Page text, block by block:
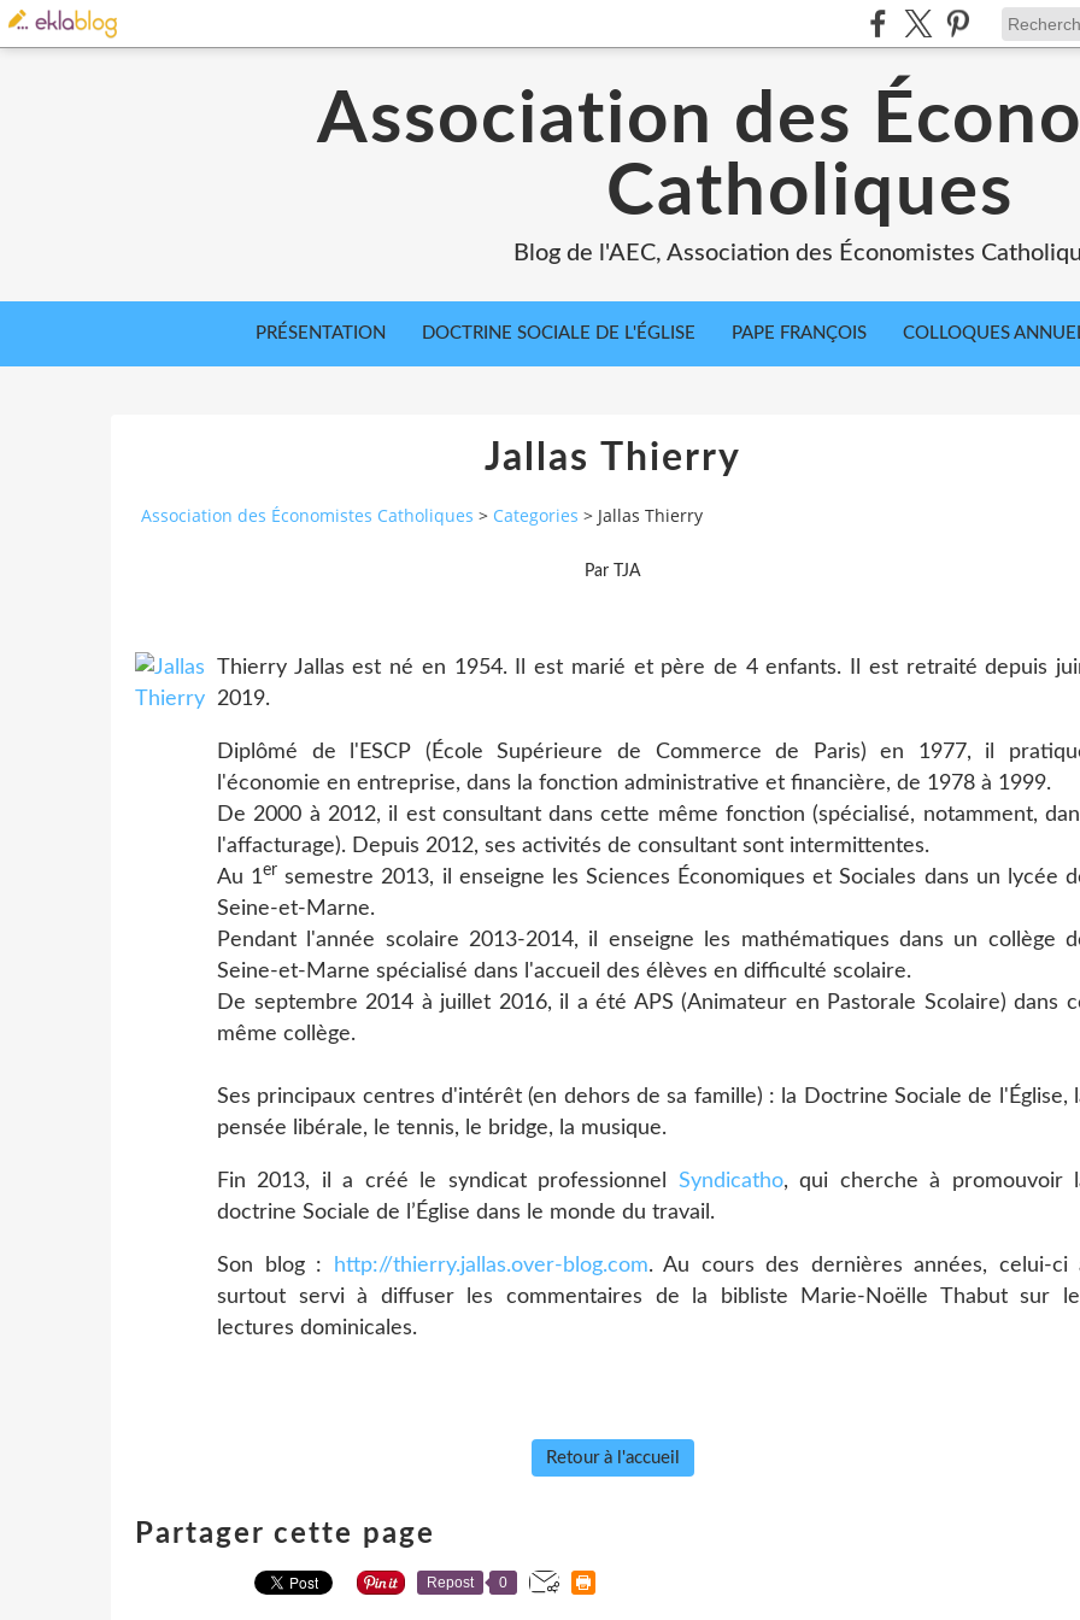
Association des
Catholiques
Blog de l'AEC, Association des Économistes
PRÉSENTATION DOCTRINE SOCIALE DE L'ÉGLISE PAPE FRANÇOIS COLLOQUES
Jallas Thierry
Association des Économistes Catholiques > Categories > Jallas Thierry
Par TJA
Thierry Jallas est né en 1954. Il est marié et père de 4 enfants. Il est retraité depuis
2019.
Diplômé de l'ESCP (École Supérieure de Commerce de Paris) en 1977, il
l'économie en entreprise, dans la fonction administrative et financière, de 1978 à 1999.
De 2000 à 2012, il est consultant dans cette même fonction (spécialisé, notamment,
l'affacturage). Depuis 2012, ses activités de consultant sont intermittentes.
Au 1er semestre 2013, il enseigne les Sciences Économiques et Sociales dans un lycée
Seine-et-Marne.
Pendant l'année scolaire 2013-2014, il enseigne les mathématiques dans un collège
Seine-et-Marne spécialisé dans l'accueil des élèves en difficulté scolaire.
De septembre 2014 à juillet 2016, il a été APS (Animateur en Pastorale Scolaire) dans
même collège.
Ses principaux centres d'intérêt (en dehors de sa famille) : la Doctrine Sociale de l'Église,
pensée libérale, le tennis, le bridge, la musique.
Fin 2013, il a créé le syndicat professionnel Syndicatho, qui cherche à promouvoir
doctrine Sociale de l’Église dans le monde du travail.
Son blog : http://thierry.jallas.over-blog.com. Au cours des dernières années, celui-ci
surtout servi à diffuser les commentaires de la bibliste Marie-Noëlle Thabut sur
lectures dominicales.
Retour à l'accueil
Partager cette page
Repost 0